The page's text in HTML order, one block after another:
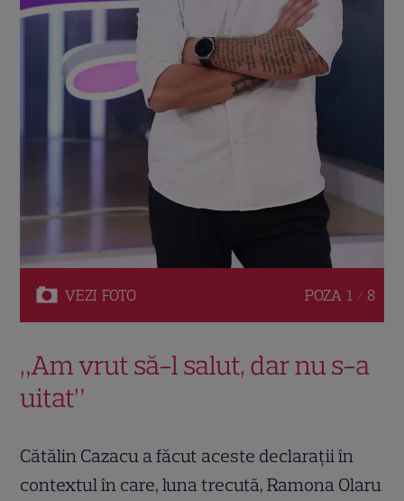
VEZI FOTO POZA 1 / 8
„Am vrut să-l salut, dar nu s-a
uitat”
Cătălin Cazacu a făcut aceste declarații în
contextul în care, luna trecută, Ramona Olaru